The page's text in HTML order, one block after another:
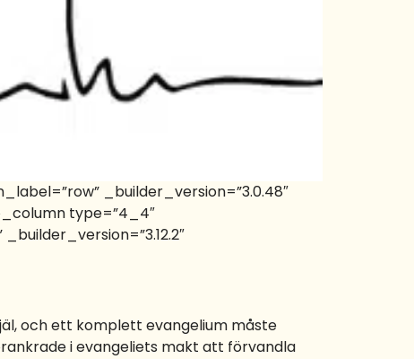
_builder_version=”3.0.48″
type=”4_4″
och ett komplett evangelium måste
i evangeliets makt att förvandla